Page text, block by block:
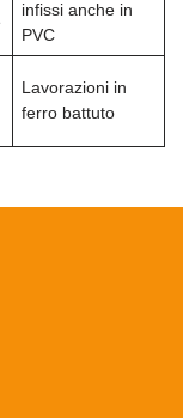
infissi anche in
PVC
Lavorazioni in
ferro battuto